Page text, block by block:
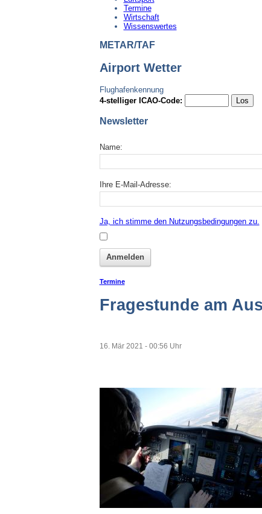
Termine
Wirtschaft
Wissenswertes
METAR/TAF
Airport Wetter
Flughafenkennung
4-stelliger ICAO-Code:
Newsletter
Name:
Ihre E-Mail-Adresse:
Ja, ich stimme den Nutzungsbedingungen zu.
Termine
Fragestunde am
16. Mär 2021 - 00:56 Uhr